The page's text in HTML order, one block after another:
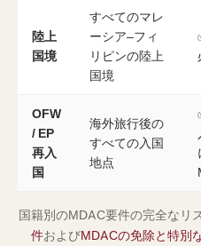
陸上
国境
すべてのマレ
ーシア–フィ
リピンの陸上
国境
OFW
/ EP
再入
国
海外旅行後の
すべての入国
地点
国籍別のMDAC要件の完全なリ
件およびMDACの免除と特別